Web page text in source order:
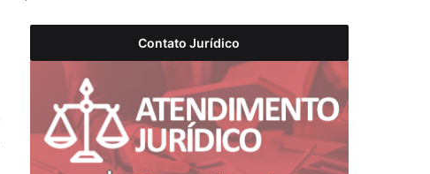
Contato Jurídico